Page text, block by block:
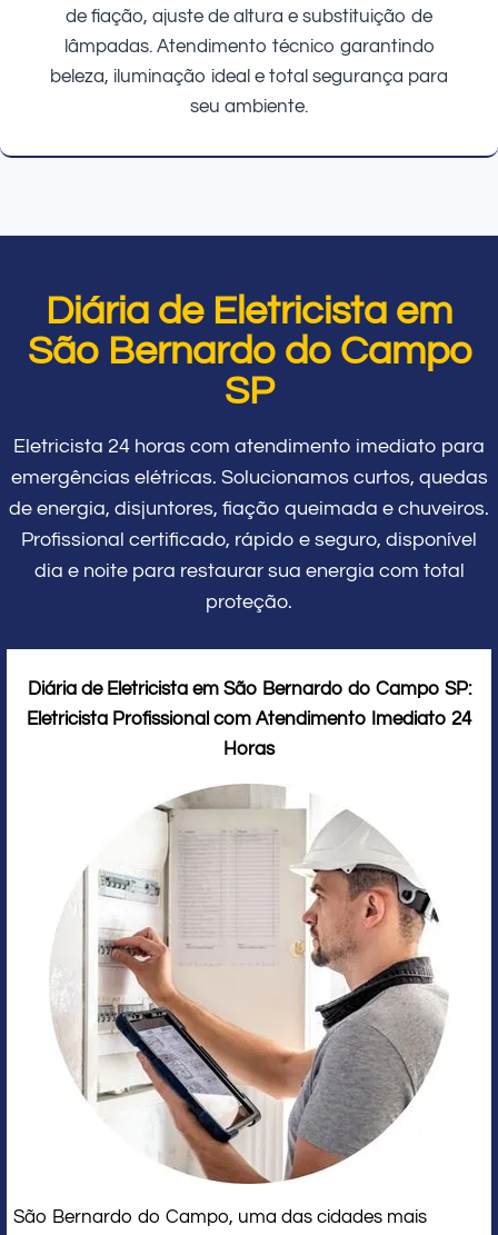
de fiação, ajuste de altura e substituição de
lâmpadas. Atendimento técnico garantindo
beleza, iluminação ideal e total segurança para
seu ambiente.
Diária de Eletricista em
São Bernardo do Campo
SP
Eletricista 24 horas com atendimento imediato para
emergências elétricas. Solucionamos curtos, quedas
de energia, disjuntores, fiação queimada e chuveiros.
Profissional certificado, rápido e seguro, disponível
dia e noite para restaurar sua energia com total
proteção.
Diária de Eletricista em São Bernardo do Campo SP:
Eletricista Profissional com Atendimento Imediato 24
Horas
São Bernardo do Campo, uma das cidades mais